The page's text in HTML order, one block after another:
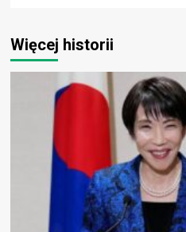
Więcej historii